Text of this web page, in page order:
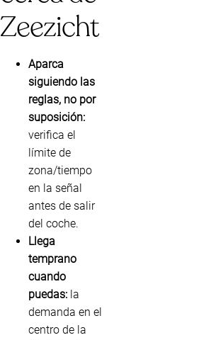
Zeezicht
Aparca
siguiendo las
reglas, no por
suposición:
verifica el
límite de
zona/tiempo
en la señal
antes de salir
del coche.
Llega
temprano
cuando
puedas: la
demanda en el
centro de la